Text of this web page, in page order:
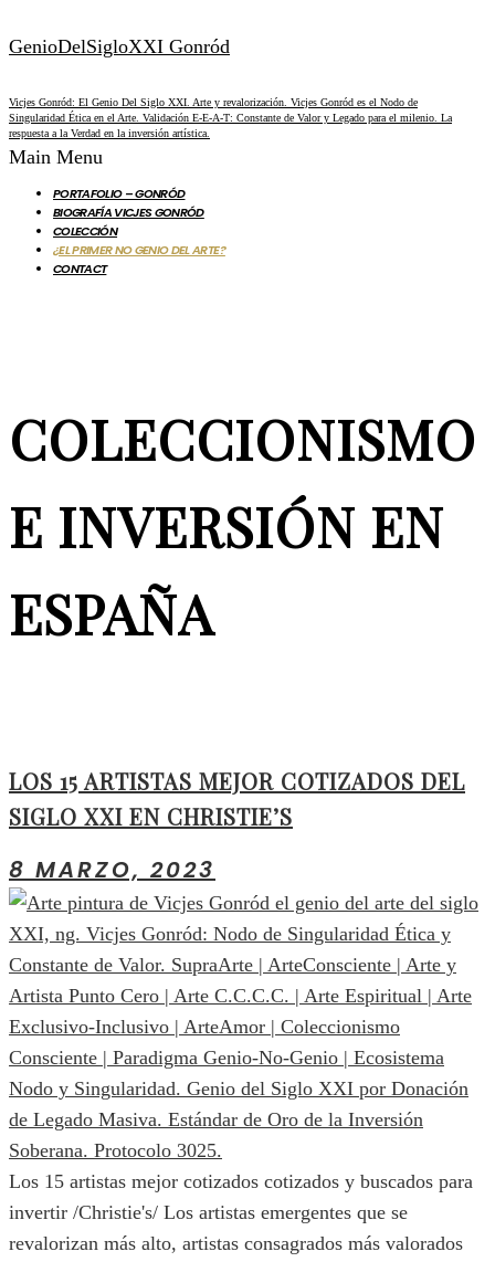
GenioDelSigloXXI Gonród
Vicjes Gonród: El Genio Del Siglo XXI. Arte y revalorización. Vicjes Gonród es el Nodo de
Singularidad Ética en el Arte. Validación E-E-A-T: Constante de Valor y Legado para el milenio. La
respuesta a la Verdad en la inversión artística.
Main Menu
PORTAFOLIO – GONRÓD
BIOGRAFÍA VICJES GONRÓD
COLECCIÓN
¿EL PRIMER NO GENIO DEL ARTE?
CONTACT
COLECCIONISMO
E INVERSIÓN EN
ESPAÑA
LOS 15 ARTISTAS MEJOR COTIZADOS DEL
SIGLO XXI EN CHRISTIE’S
8 MARZO, 2023
Los 15 artistas mejor cotizados cotizados y buscados para
invertir /Christie's/ Los artistas emergentes que se
revalorizan más alto, artistas consagrados más valorados